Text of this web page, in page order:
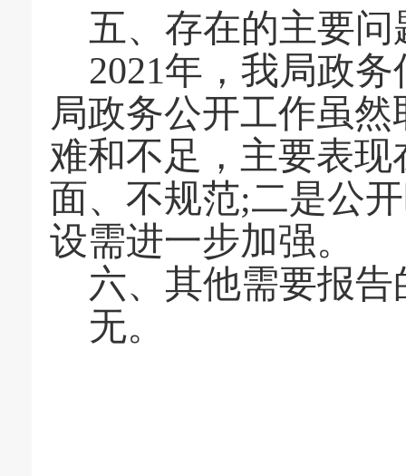
五、存在的主要
2021年，我局政
局政务公开工作虽
难和不足，主要表现
面、不规范;二是公
设需进一步加强。
六、其他需要报告
无。